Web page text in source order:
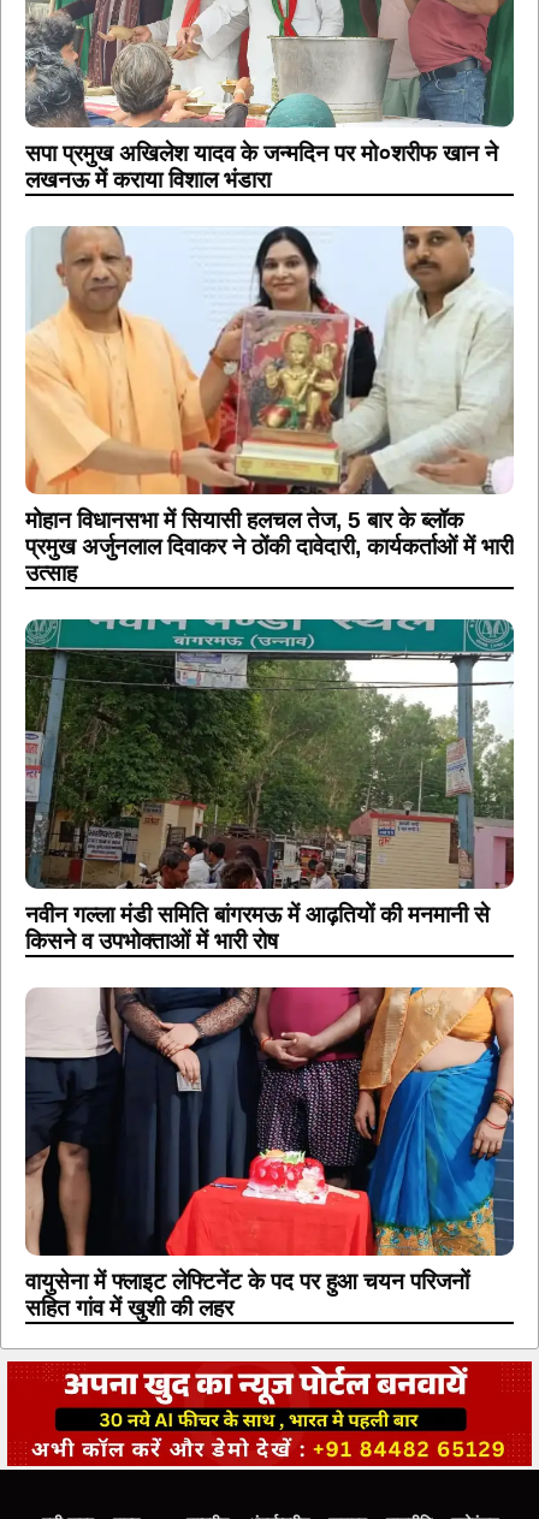
सपा प्रमुख अखिलेश यादव के जन्मदिन पर मो०शरीफ खान ने
लखनऊ में कराया विशाल भंडारा
मोहान विधानसभा में सियासी हलचल तेज, 5 बार के ब्लॉक
प्रमुख अर्जुनलाल दिवाकर ने ठोंकी दावेदारी, कार्यकर्ताओं में भारी
उत्साह
नवीन गल्ला मंडी समिति बांगरमऊ में आढ़तियों की मनमानी से
किसने व उपभोक्ताओं में भारी रोष
वायुसेना में फ्लाइट लेफ्टिनेंट के पद पर हुआ चयन परिजनों
सहित गांव में खुशी की लहर